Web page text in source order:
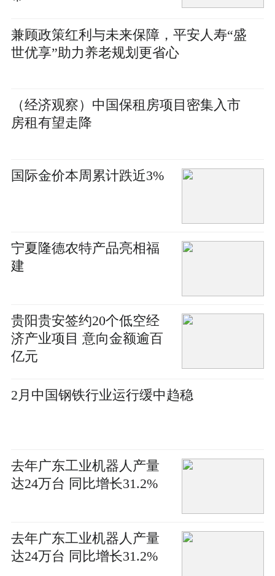
兼顾政策红利与未来保障，平安人寿“盛
世优享”助力养老规划更省心
（经济观察）中国保租房项目密集入市
房租有望走降
国际金价本周累计跌近3%
宁夏隆德农特产品亮相福
建
贵阳贵安签约20个低空经
济产业项目 意向金额逾百
亿元
2月中国钢铁行业运行缓中趋稳
去年广东工业机器人产量
达24万台 同比增长31.2%
去年广东工业机器人产量
达24万台 同比增长31.2%